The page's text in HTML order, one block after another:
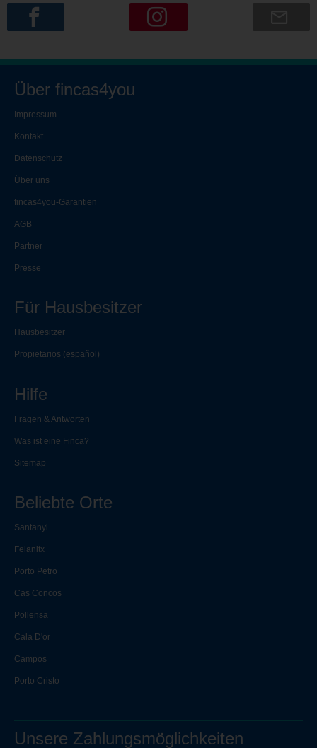
Über fincas4you
Impressum
Kontakt
Datenschutz
Über uns
fincas4you-Garantien
AGB
Partner
Presse
Für Hausbesitzer
Hausbesitzer
Propietarios (español)
Hilfe
Fragen & Antworten
Was ist eine Finca?
Sitemap
Beliebte Orte
Santanyi
Felanitx
Porto Petro
Cas Concos
Pollensa
Cala D'or
Campos
Porto Cristo
Unsere Zahlungsmöglichkeiten